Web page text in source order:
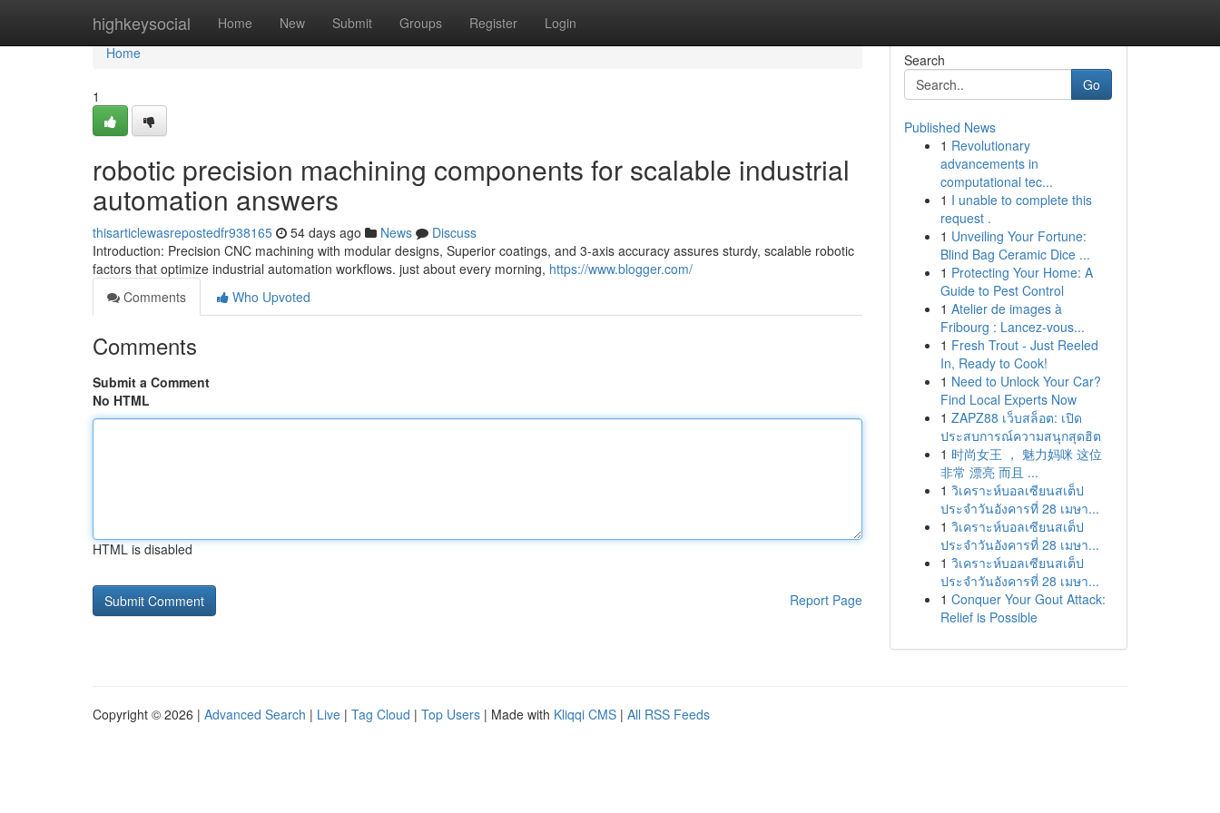
highkeysocial Home New Submit Groups Register Login
Home
Home
1
robotic precision machining components for scalable industrial
automation answers
thisarticlewasrepostedfr938165 54 days ago News
Discuss
Introduction: Precision CNC machining with modular designs, Superior coatings, and 3-axis accuracy assures sturdy, scalable robotic
factors that optimize industrial automation workflows. just about every morning, https://www.blogger.com/
Comments
Who Upvoted
Comments
Submit a Comment
No HTML
HTML is disabled
Report Page
Search
Go
Published News
1 Revolutionary
advancements in
computational tec...
1 I unable to complete this
request .
1 Unveiling Your Fortune:
Blind Bag Ceramic Dice ...
1 Protecting Your Home: A
Guide to Pest Control
1 Atelier de images à
Fribourg : Lancez-vous...
1 Fresh Trout - Just Reeled
In, Ready to Cook!
1 Need to Unlock Your Car?
Find Local Experts Now
1 ZAPZ88 เว็บสล็อต: เปิด
ประสบการณ์ความสนุกสุดฮิต
1 时尚女王 ， 魅力妈咪 这位
非常 漂亮 而且 ...
1 วิเคราะห์บอลเซียนสเต็ป
ประจำวันอังคารที่ 28 เมษา...
1 วิเคราะห์บอลเซียนสเต็ป
ประจำวันอังคารที่ 28 เมษา...
1 วิเคราะห์บอลเซียนสเต็ป
ประจำวันอังคารที่ 28 เมษา...
1 Conquer Your Gout Attack:
Relief is Possible
Copyright © 2026 | Advanced Search | Live | Tag Cloud | Top Users | Made with Kliqqi CMS | All RSS Feeds